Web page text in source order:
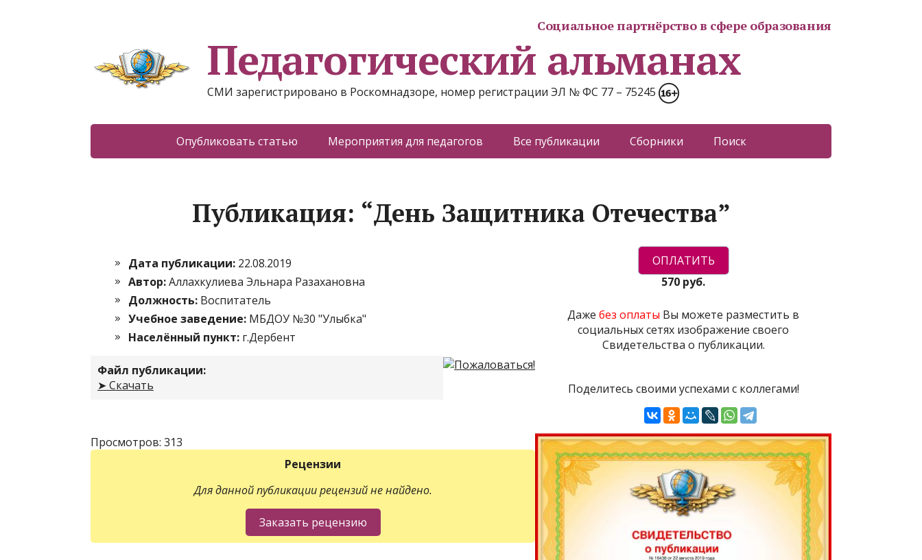
Социальное партнёрство в сфере образования
Педагогический альманах
СМИ зарегистрировано в Роскомнадзоре, номер регистрации ЭЛ № ФС 77 – 75245
Опубликовать статью Мероприятия для педагогов Все публикации Сборники Поиск
Публикация: “День Защитника Отечества”
Дата публикации: 22.08.2019
Автор:Аллахкулиева Эльнара Разахановна
Должность: Воспитатель
Учебное заведение: МБДОУ №30 "Улыбка"
Населённый пункт: г.Дербент
Файл публикации:
➤ Скачать
Просмотров: 313
Рецензии
Для данной публикации рецензий не найдено.
570 руб.
Даже без оплаты Вы можете разместить в
социальных сетях изображение своего
Свидетельства о публикации.
Поделитесь своими успехами с коллегами!